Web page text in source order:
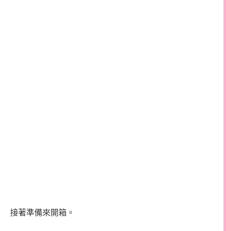
接著準備來開箱。